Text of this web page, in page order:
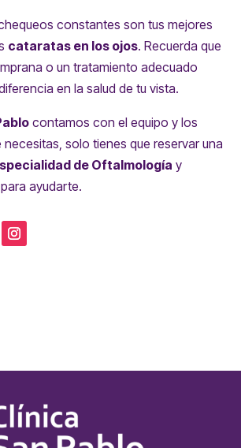
constantes son tus mejores
cataratas en los ojos. Recuerda que
o un tratamiento adecuado
en la salud de tu vista.
contamos con el equipo y los
necesitas, solo tienes que reservar una
de Oftalmología y
ayudarte.